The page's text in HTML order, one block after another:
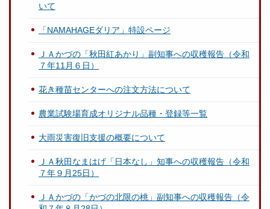
いて
「NAMAHAGEダリア」特設ページ
ＪＡかづの「秋田紅あかり」副知事への収穫報告（令和
７年11月６日）
花き種苗センターへの注文方法について
農業試験場育成オリジナル品種・登録等一覧
大雨災害復旧支援の概要について
ＪＡ秋田なまはげ「日本なし」知事への収穫報告（令和
７年９月25日）
ＪＡかづの「かづの北限の桃」副知事への収穫報告（令